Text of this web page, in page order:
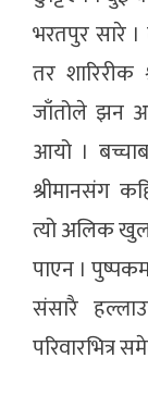
भरतपुर सारे
तर शारिरीक
जाँतोले झन
आयो ।
श्रीमानसंग
त्यो अलिक
पाएन ।
संसारै
परिवारभित्र